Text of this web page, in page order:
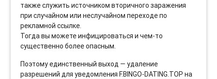
также служить источником вторичного заражения
при случайном или неслучайном переходе по
рекламной ссылке.
Тогда вы можете инфицироваться и чем-то
существенно более опасным.
Поэтому единственный выход — удаление
разрешений для уведомления F.BINGO-DATING.TOP на